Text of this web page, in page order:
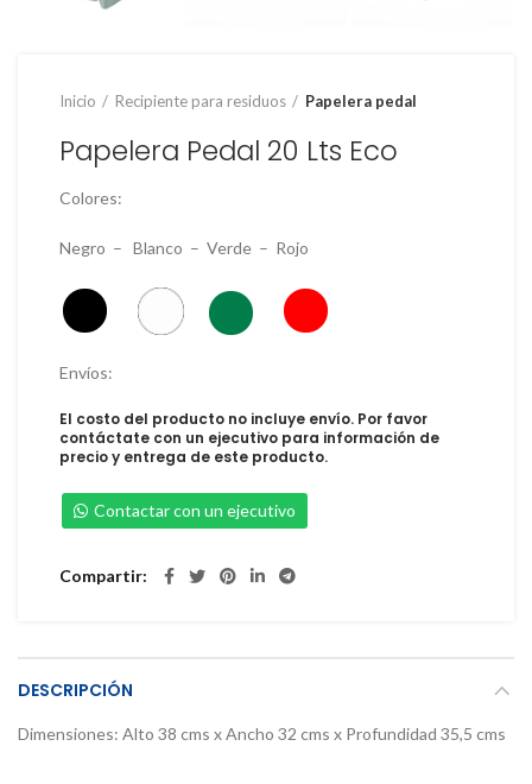
Inicio Recipiente para residuos Papelera pedal
Papelera Pedal 20 Lts Eco
Colores:
Negro – Blanco – Verde – Rojo
Envíos:
El costo del producto no incluye envío. Por favor
contáctate con un ejecutivo para información de
precio y entrega de este producto.
Contactar con un ejecutivo
Compartir
DESCRIPCIÓN
Dimensiones: Alto 38 cms x Ancho 32 cms x Profundidad 35,5 cms